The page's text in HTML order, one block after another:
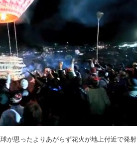
が思ったよりあがらず花火が地上付近で発射